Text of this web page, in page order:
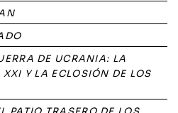
DE UCRANIA: LA
Y LA ECLOSIÓN DE LOS